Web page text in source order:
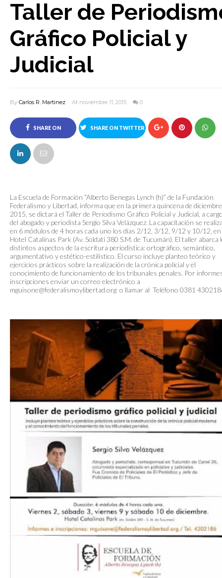
Taller de
Gráfico Policial y
Judicial
By Carlos R. Martinez At noviembre 11, 2015 0
SHARE ON
FACEBOOK
SHARE ON TWITTER
La Escuela de Formación “Alberto Benegas Lynch (h)” de la Fundación
Federalismo y Libertad, informa que en la primera quincena de
2015, se dictará el Taller de Periodismo Gráfico Policial y Judicial, a
del abogado y periodista Sergio Silva Velázquez. La capacitación se
en 6 módulos de 4 horas cada uno los días 2/12, 3/12, 9/12 y 10/12, en
Hotel Catalinas Park (Av. Soldati 380 S.M. de Tucumán). El taller abarca
distintos aspectos de la escritura periodística: ortográfico, semántico,
argumentativo y estético-estilístico. El curso incluye planteo teórico y
ejercicios prácticos sobre la realización de la crónica policial y el
conocimiento de funcionamiento de los tribunales penales. Por
inscripciones enviar un correo electrónico a
mguisone@federalismoylibertad.org o llamar al Teléfono 0381